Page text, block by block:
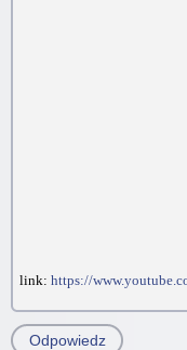
link: https://
Odpowiedz